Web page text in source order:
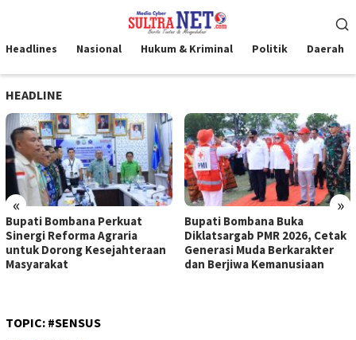
kontenMobile
Headlines Nasional Hukum & Kriminal Politik Daerah
HEADLINE
« »
Bupati Bombana Perkuat
Sinergi Reforma Agraria
untuk Dorong Kesejahteraan
Masyarakat
Bupati Bombana Buka
Diklatsargab PMR 2026, Cetak
Generasi Muda Berkarakter
dan Berjiwa Kemanusiaan
TOPIC: #SENSUS